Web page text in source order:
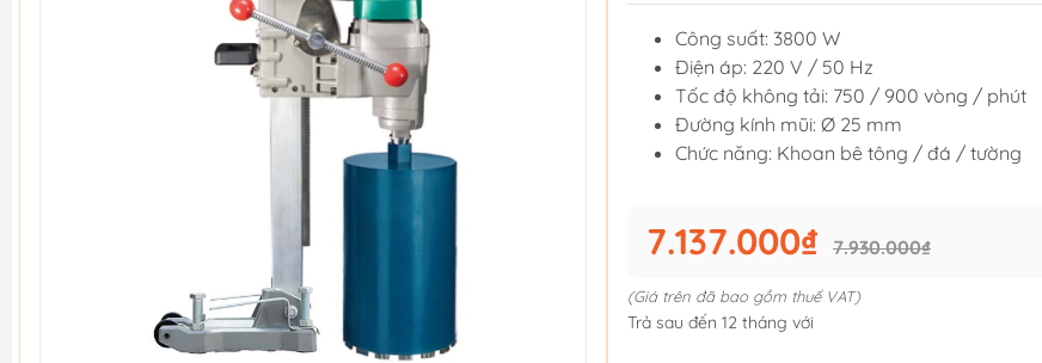
Công suất: 3800 W
Điện áp: 220 V / 50 Hz
Tốc độ không tải: 750 / 900 vòng / phút
Đường kính mũi: Ø 25 mm
Chức năng: Khoan bê tông / đá / tường
7.137.000₫ 7.930.000₫
(Giá trên đã bao gồm thuế VAT)
Trả sau đến 12 tháng với